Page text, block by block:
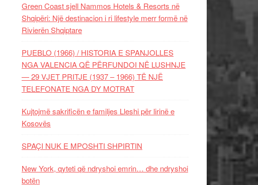
Green Coast sjell Nammos Hotels & Resorts në
Shqipëri: Një destinacion i ri lifestyle merr formë në
Rivierën Shqiptare
PUEBLO (1966) / HISTORIA E SPANJOLLES
NGA VALENCIA QË PËRFUNDOI NË LUSHNJE
— 29 VJET PRITJE (1937 – 1966) TË NJË
TELEFONATE NGA DY MOTRAT
Kujtojmë sakrificën e familjes Lleshi për lirinë e
Kosovës
SPAÇI NUK E MPOSHTI SHPIRTIN
New York, qyteti që ndryshoi emrin… dhe ndryshoi
botën